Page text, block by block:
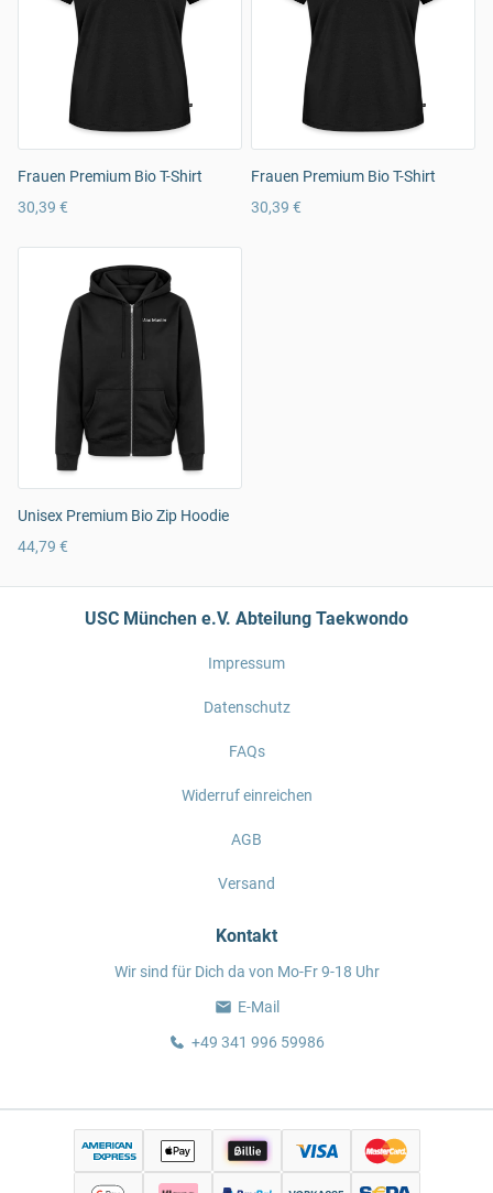
Frauen Premium Bio T-Shirt
30,39 €
Frauen Premium Bio T-Shirt
30,39 €
Unisex Premium Bio Zip Hoodie
44,79 €
USC München e.V. Abteilung Taekwondo
Impressum
Datenschutz
FAQs
Widerruf einreichen
AGB
Versand
Kontakt
Wir sind für Dich da von Mo-Fr 9-18 Uhr
E-Mail
+49 341 996 59986